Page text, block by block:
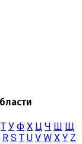
Т У Ф Х Ц Ч Ш Щ
R S T U V W X Y Z